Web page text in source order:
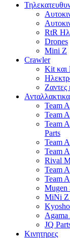
RtR
Drones
Mini Z
Crawler
Kit και
Ζαντες
Ανταλλακτικα
Team
Team
Team
Parts
Team
Team
Rival
Team
Team
Mugen
MiNi Z
JQ
Κινητηρες